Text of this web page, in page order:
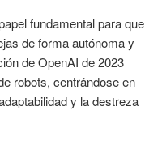
fundamental para que
de forma autónoma y
de OpenAI de 2023
robots, centrándose en
y la destreza